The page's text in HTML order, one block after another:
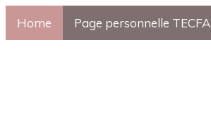
Home Page personnelle TECFA